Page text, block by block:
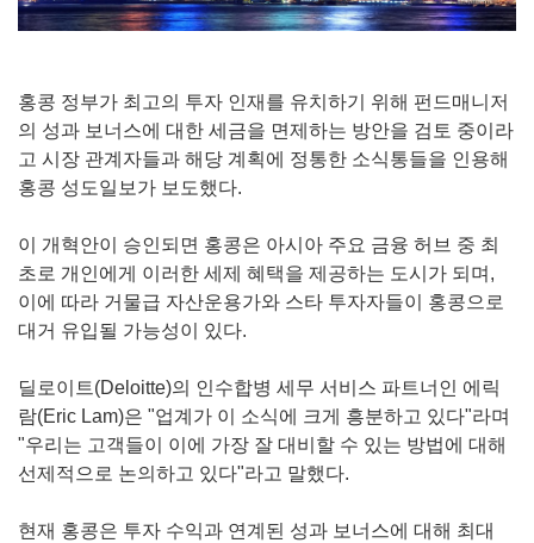
홍콩 정부가 최고의 투자 인재를 유치하기 위해 펀드매니저
의 성과 보너스에 대한 세금을 면제하는 방안을 검토 중이라
고 시장 관계자들과 해당 계획에 정통한 소식통들을 인용해
홍콩 성도일보가 보도했다.
이 개혁안이 승인되면 홍콩은 아시아 주요 금융 허브 중 최
초로 개인에게 이러한 세제 혜택을 제공하는 도시가 되며,
이에 따라 거물급 자산운용가와 스타 투자자들이 홍콩으로
대거 유입될 가능성이 있다.
딜로이트(Deloitte)의 인수합병 세무 서비스 파트너인 에릭
람(Eric Lam)은 "업계가 이 소식에 크게 흥분하고 있다"라며
"우리는 고객들이 이에 가장 잘 대비할 수 있는 방법에 대해
선제적으로 논의하고 있다"라고 말했다.
현재 홍콩은 투자 수익과 연계된 성과 보너스에 대해 최대